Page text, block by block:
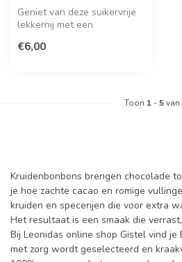
Geniet van deze suikervrije
lekkernij met een
sinaasappelsmaak. Een...
€6,00
Toon 1 -5van
Kruidenbonbons brengen chocolade
je hoe zachte cacao en romige
kruiden en specerijen die voor extra
Het resultaat is een smaak die
Bij Leonidas online shop Gistel vind je
met zorg wordt geselecteerd en